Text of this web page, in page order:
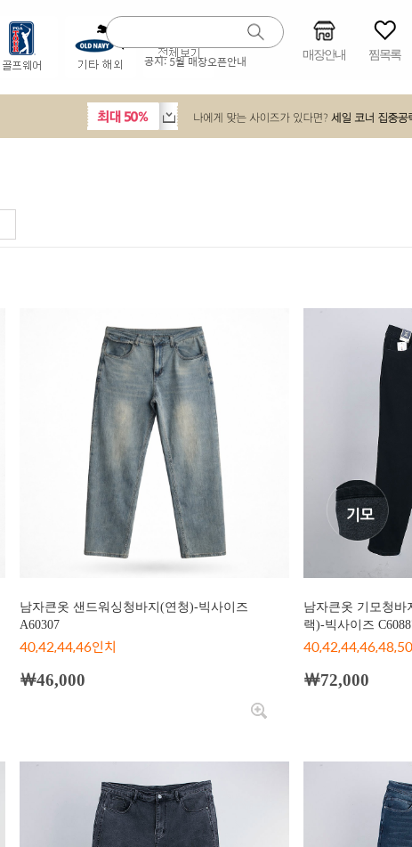
공지:5월 매장오픈안내 매장안내 찜목록
남자큰옷 샌드워싱청바지(연청)-빅사이즈
A60307
40,42,44,46인치
￦46,000
남자큰옷 기모청바
랙)-빅사이즈
￦72,000